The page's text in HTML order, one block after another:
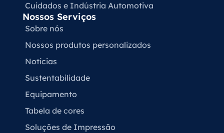
Cuidados e Indústria Automotiva
Nossos Serviços
Sobre nós
Nossos produtos personalizados
Notícias
Sustentabilidade
Equipamento
Tabela de cores
Soluções de Impressão